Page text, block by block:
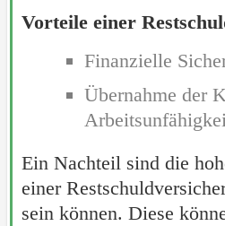
Vorteile einer
Finanzielle
Übernahme der
Ein Nachteil sind die
einer
sein können. Diese